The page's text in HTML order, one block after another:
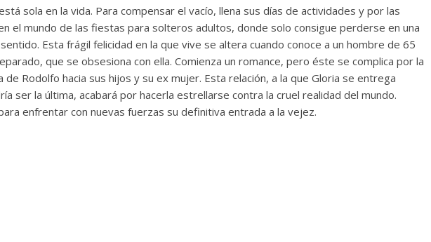
sola en la vida. Para compensar el vacío, llena sus días de actividades y por las
el mundo de las fiestas para solteros adultos, donde solo consigue perderse en una
Esta frágil felicidad en la que vive se altera cuando conoce a un hombre de 65
que se obsesiona con ella. Comienza un romance, pero éste se complica por la
de Rodolfo hacia sus hijos y su ex mujer. Esta relación, a la que Gloria se entrega
ser la última, acabará por hacerla estrellarse contra la cruel realidad del mundo.
enfrentar con nuevas fuerzas su definitiva entrada a la vejez.